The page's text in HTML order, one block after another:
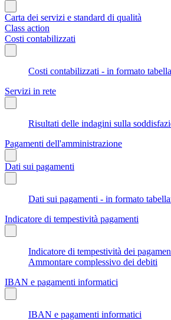
Carta dei servizi e standard di qualità
Class action
Costi contabilizzati
Costi contabilizzati - in formato
Servizi in rete
Risultati delle indagini sulla
Pagamenti dell'amministrazione
Dati sui pagamenti
Dati sui pagamenti - in formato
Indicatore di tempestività pagamenti
Indicatore di tempestività dei
Ammontare complessivo dei debiti
IBAN e pagamenti informatici
IBAN e pagamenti informatici